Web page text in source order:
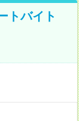
トバイト